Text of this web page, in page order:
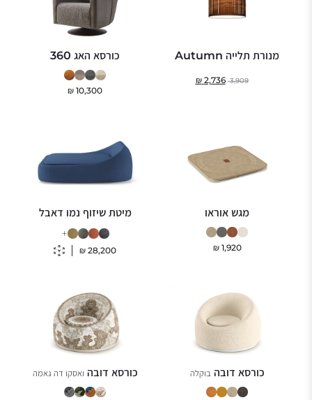
מנורת תלייה Autumn
3,909
2,736
₪
כורסא האג 360
10,300
₪
מגש אוראו
1,920
₪
מיטת שיזוף נמו דאבל
28,200
₪
+
כורסא דובה בוקלה כורסא דובה ואסקו דה גאמה